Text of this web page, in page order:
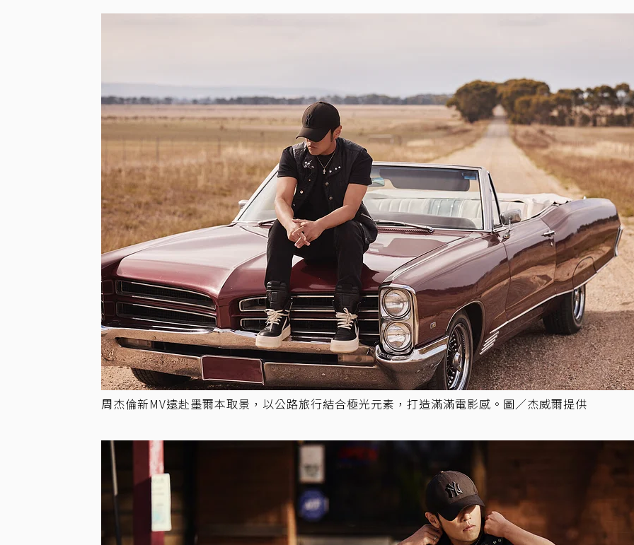
周杰倫新MV遠赴墨爾本取景，以公路旅行結合極光元素，打造滿滿電影感。圖／杰威爾提供